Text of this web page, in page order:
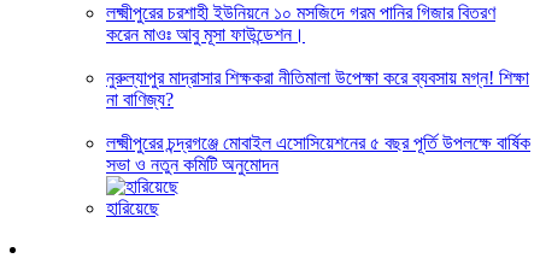
লক্ষ্মীপুরের চরশাহী ইউনিয়নে ১০ মসজিদে গরম পানির গিজার বিতরণ
করেন মাওঃ আবু মূসা ফাউন্ডেশন।
নুরুল্যাপুর মাদ্রাসার শিক্ষকরা নীতিমালা উপেক্ষা করে ব্যবসায় মগ্ন! শিক্ষা
না বাণিজ্য?
লক্ষ্মীপুরের চন্দ্রগঞ্জে মোবাইল এসোসিয়েশনের ৫ বছর পূর্তি উপলক্ষে বার্ষিক
সভা ও নতুন কমিটি অনুমোদন
হারিয়েছে